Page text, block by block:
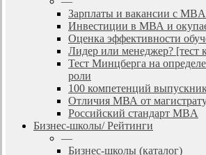
Зарплаты и вакансии с MBA
Инвестиции в МВА и
Оценка эффективности
Лидер или менеджер? [тест
Тест Минцберга на
роли
100 компетенций
Отличия МВА от
Российский стандарт MBA
Бизнес-школы/ Рейтинги
—
Бизнес-школы (каталог)